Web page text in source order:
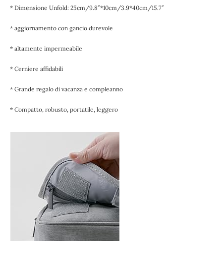
* Dimensione Unfold: 25cm/9.8″*10cm/3.9*40cm/15.7″
* aggiornamento con gancio durevole
* altamente impermeabile
* Cerniere affidabili
* Grande regalo di vacanza e compleanno
* Compatto, robusto, portatile, leggero